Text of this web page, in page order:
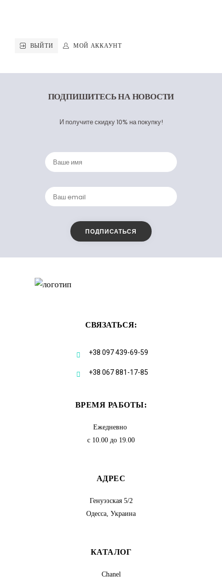
ВЫЙТИ МОЙ АККАУНТ
ПОДПИШИТЕСЬНА НОВОСТИ
И получите скидку 10% на покупку!
СВЯЗАТЬСЯ:
+38 097 439-69-59
+38 067 881-17-85
ВРЕМЯ РАБОТЫ:
Ежедневно
с 10.00 до 19.00
АДРЕС
Генуэзская 5/2
Одесса, Украина
КАТАЛОГ
Chanel